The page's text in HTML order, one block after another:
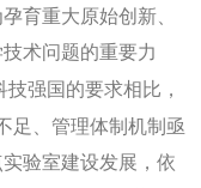
育重大原始创新、
术问题的重要力
技强国的要求相比，
足、管理体制机制亟
验室建设发展，依